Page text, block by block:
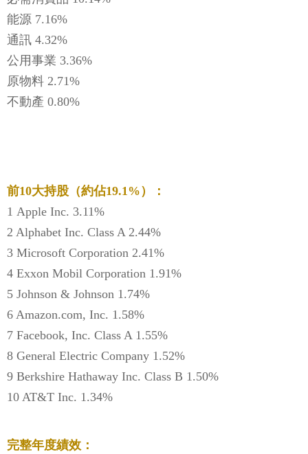
能源 7.16%
通訊 4.32%
公用事業 3.36%
原物料 2.71%
不動產 0.80%
前10大持股（約佔19.1%）：
1 Apple Inc. 3.11%
2 Alphabet Inc. Class A 2.44%
3 Microsoft Corporation 2.41%
4 Exxon Mobil Corporation 1.91%
5 Johnson & Johnson 1.74%
6 Amazon.com, Inc. 1.58%
7 Facebook, Inc. Class A 1.55%
8 General Electric Company 1.52%
9 Berkshire Hathaway Inc. Class B 1.50%
10 AT&T Inc. 1.34%
完整年度績效：